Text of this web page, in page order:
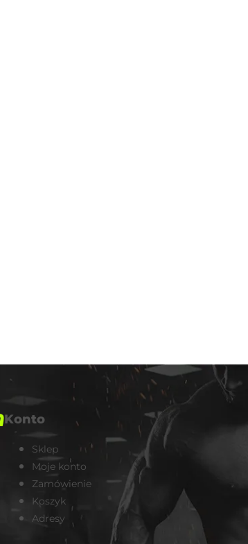
Konto
Sklep
Moje konto
Zamówienie
Koszyk
Adresy